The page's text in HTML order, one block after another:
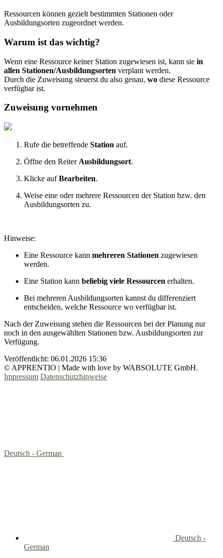
Ressourcen können gezielt bestimmten Stationen oder
Ausbildungsorten zugeordnet werden.
Warum ist das wichtig?
Wenn eine Ressource keiner Station zugewiesen ist, kann sie in
allen Stationen/Ausbildungsorten verplant werden.
Durch die Zuweisung steuerst du also genau, wo diese Ressource
verfügbar ist.
Zuweisung vornehmen
Rufe die betreffende Station auf.
Öffne den Reiter Ausbildungsort.
Klicke aufBearbeiten.
Weise eine oder mehrere Ressourcen der Station bzw. den
Ausbildungsorten zu.
Hinweise:
Eine Ressource kann mehreren Stationen zugewiesen
werden.
Eine Station kann beliebig viele Ressourcen erhalten.
Bei mehreren Ausbildungsorten kannst du differenziert
entscheiden, welche Ressource wo verfügbar ist.
Nach der Zuweisung stehen die Ressourcen bei der Planung nur
noch in den ausgewählten Stationen bzw. Ausbildungsorten zur
Verfügung.
Veröffentlicht: 06.01.2026 15:36
© APPRENTIO | Made with love by WABSOLUTE GmbH.
Impressum Datenschutzhinweise
Deutsch - German
Deutsch -
German